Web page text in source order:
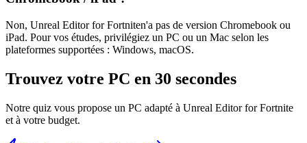
Non, Unreal Editor for Fortniten'a pas de version Chromebook ou
iPad. Pour vos études, privilégiez un PC ou un Mac selon les
plateformes supportées : Windows, macOS.
Trouvez votre PC en 30 secondes
Notre quiz vous propose un PC adapté à Unreal Editor for Fortnite
et à votre budget.